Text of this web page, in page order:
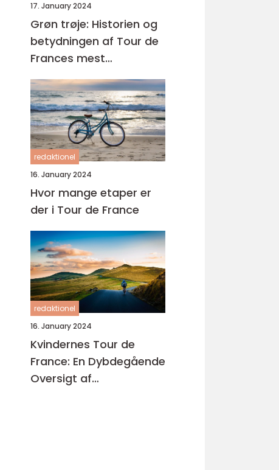
17. January 2024
Grøn trøje: Historien og
betydningen af Tour de
Frances mest
eftertragtede præmie
redaktionel
16. January 2024
Hvor mange etaper er
der i Tour de France
redaktionel
16. January 2024
Kvindernes Tour de
France: En Dybdegående
Oversigt af